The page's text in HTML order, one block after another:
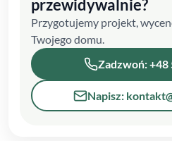
przewidywalnie?
Przygotujemy projekt,
Twojego domu.
Zadzwoń: +48
Napisz: